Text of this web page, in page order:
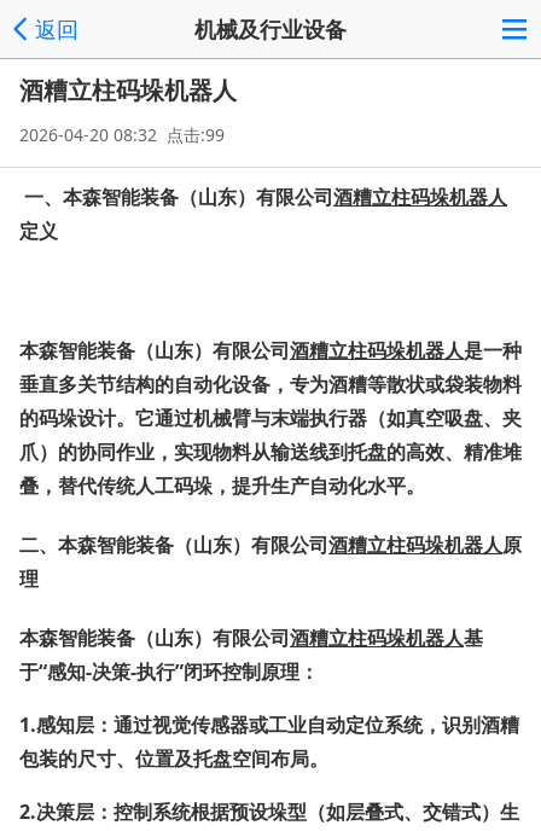
返回 机械及行业设备
酒糟立柱码垛机器人
2026-04-20 08:32 点击:99
一、 本森智能装备（山东）有限公司酒糟立柱码垛机器人
定义
本森智能装备（山东）有限公司酒糟立柱码垛机器人是一种
垂直多关节结构的自动化设备，专为酒糟等散状或袋装物料
的码垛设计。它通过机械臂与末端执行器（如真空吸盘、夹
爪）的协同作业，实现物料从输送线到托盘的高效、精准堆
叠，替代传统人工码垛，提升生产自动化水平。
二、 本森智能装备（山东）有限公司酒糟立柱码垛机器人原
理
本森智能装备（山东）有限公司酒糟立柱码垛机器人基
于“感知-决策-执行”闭环控制原理：
1.感知层 ：通过视觉传感器或工业自动定位系统，识别酒糟
包装的尺寸、位置及托盘空间布局。
2.决策层 ：控制系统根据预设垛型（如层叠式、交错式）生